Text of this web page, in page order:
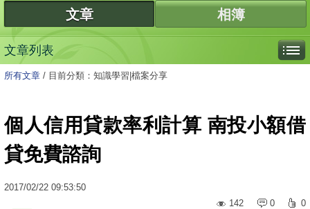
文章 相簿
文章列表
所有文章 / 目前分類：知識學習|檔案分享
個人信用貸款率利計算 南投小額借
貸免費諮詢
2017/02/22 09:53:50
142
0 0